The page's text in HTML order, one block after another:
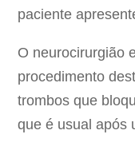
paciente
O neurocirurgião
procedimento
trombos que
que é usual após